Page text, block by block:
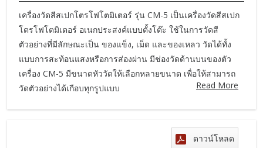
เครื่องวัดสีสเปกโตรโฟโตมิเตอร์ รุ่น CM-5 เป็นเครื่องวัดสีสเปก
โตรโฟโตมิเตอร์ อเนกประสงค์แบบตั้งโต๊ะ ใช้ในการวัดสี
ตัวอย่างที่มีลักษณะเป็น ของแข็ง, เม็ด และของเหลว วัดได้ทั้ง
แบบการสะท้อนแสงหรือการส่องผ่าน มีช่องวัดด้านบนของตัว
เครื่อง CM-5 มีขนาดหัววัดให้เลือกหลายขนาด เพื่อให้สามารถ
วัดตัวอย่างได้เกือบทุกรูปแบบ
Read More
ดาวน์โหลด